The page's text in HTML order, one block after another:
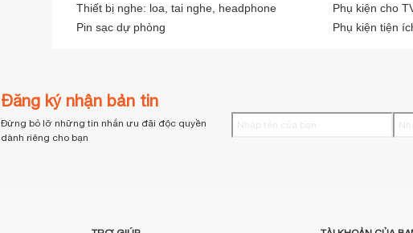
Thiết bị nghe: loa, tai nghe, headphone
Pin sạc dự phòng
Phụ kiện cho
Phụ kiện tiện
Đăng ký nhận bản tin
Đừng bỏ lỡ những tin nhắn ưu đãi độc quyền
dành riêng cho bạn